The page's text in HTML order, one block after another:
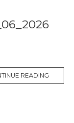
READING